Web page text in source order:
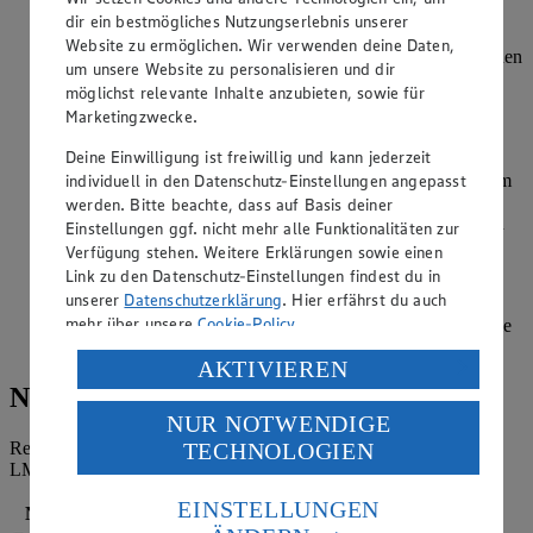
ausschneiden.
Eines der Teigkreise mit der Spinatmasse belegen, dabei einen
zwei Finger dicken Rand frei lassen.
Mit der zweiten Teighälfte bedecken und am Rand gut
Die Mitte des Brotes mit einem Glas andrücken und mit dem
Messer gleichmäßige Strahlen von innen nach außen
durchschneiden. Die Strahlen jeweils um 180 Grad wenden
und am Rand wieder miteinander verbinden.
Mit einem Pinsel das Ei auf dem Teig bepinseln.
Im Ofen bei mittlerer Schiene 30-40 Minuten backen, bis die
Oberfläche eine goldgelbe Farbe aufweist.
Nährwerte
Referenzmenge für einen durchschnittlichen Erwachsenen laut
LMIV (8.400 kJ/2.000 kcal).
Nährwerte
pro Portion
dir ein bestmögliches Nutzungserlebnis unserer
Website zu ermöglichen. Wir verwenden deine Daten,
um unsere Website zu personalisieren und dir
möglichst relevante Inhalte anzubieten, sowie für
Marketingzwecke.
Deine Einwilligung ist freiwillig und kann jederzeit
individuell in den Datenschutz-Einstellungen angepasst
werden. Bitte beachte, dass auf Basis deiner
Einstellungen ggf. nicht mehr alle Funktionalitäten zur
Verfügung stehen. Weitere Erklärungen sowie einen
Link zu den Datenschutz-Einstellungen findest du in
unserer Datenschutzerklärung. Hier erfährst du auch
mehr über unsereCookie-Policy.
Verarbeitung deiner personenbezogenen Daten in den
USA durch Facebook und YouTube:
Wenn du auf „Aktivieren“ klickst, willigst du im Sinne
des Art. 49 Abs. 1 Satz 1 lit. a) DSGVO ein, dass deine
Daten in den USA verarbeitet werden. Der EuGH sieht
die USA als Land mit einem nach europäischen
Standards nicht angemessenen Datenschutzniveau an.
AKTIVIEREN
NUR NOTWENDIGE
TECHNOLOGIEN
EINSTELLUNGEN